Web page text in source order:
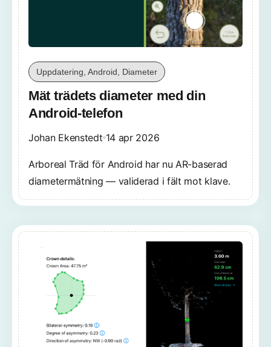
Uppdatering, Android, Diameter
Mät trädets diameter med din
Android-telefon
Johan Ekenstedt 14 apr 2026
Arboreal Träd för Android har nu AR-baserad
diametermätning — validerad i fält mot klave.